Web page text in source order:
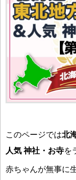
このページでは北
人気 神社・お寺を
赤ちゃんが無事に